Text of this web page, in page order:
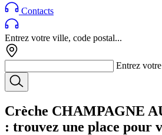
Contacts
Entrez votre ville, code postal...
Entrez
Crèche CHAMPAGNE
: trouvez une place pour